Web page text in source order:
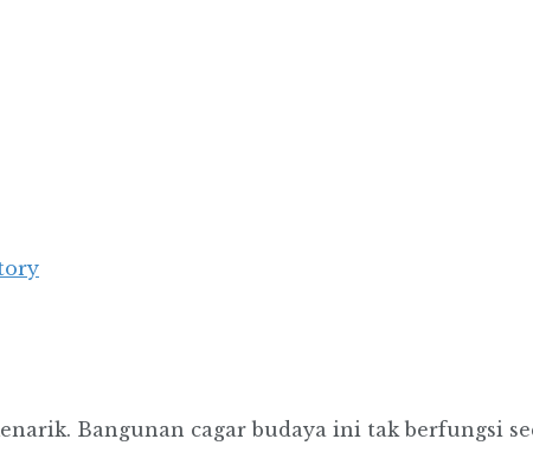
Bangunan cagar budaya ini tak berfungsi